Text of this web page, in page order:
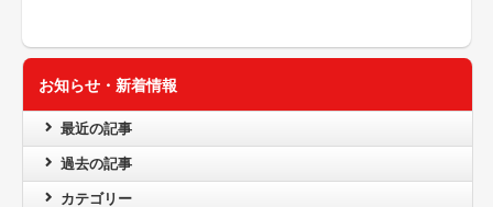
お知らせ・新着情報
最近の記事
過去の記事
カテゴリー